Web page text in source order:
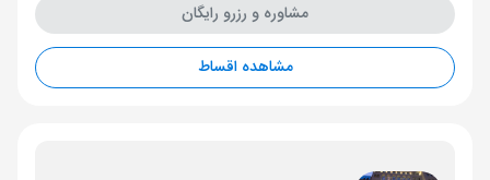
مشاوره و رزرو رایگان
مشاهده اقساط